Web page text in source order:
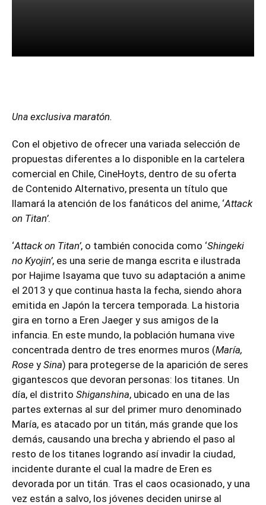
Una exclusiva maratón.
Con el objetivo de ofrecer una variada selección de
propuestas diferentes a lo disponible en la cartelera
comercial en Chile, CineHoyts, dentro de su oferta
de Contenido Alternativo, presenta un título que
llamará la atención de los fanáticos del anime, ‘Attack
on Titan’.
‘Attack on Titan’, o también conocida como ‘Shingeki
no Kyojin’, es una serie de manga escrita e ilustrada
por Hajime Isayama que tuvo su adaptación a anime
el 2013 y que continua hasta la fecha, siendo ahora
emitida en Japón la tercera temporada. La historia
gira en torno a Eren Jaeger y sus amigos de la
infancia. En este mundo, la población humana vive
concentrada dentro de tres enormes muros (María,
Rose y Sina) para protegerse de la aparición de seres
gigantescos que devoran personas: los titanes. Un
día, el distrito Shiganshina, ubicado en una de las
partes externas al sur del primer muro denominado
María, es atacado por un titán, más grande que los
demás, causando una brecha y abriendo el paso al
resto de los titanes logrando así invadir la ciudad,
incidente durante el cual la madre de Eren es
devorada por un titán. Tras el caos ocasionado, y una
vez están a salvo, los jóvenes deciden unirse al